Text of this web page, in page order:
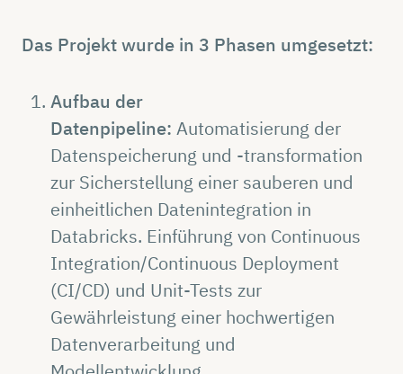
Das Projekt wurde in 3 Phasen umgesetzt:
Aufbau der
Datenpipeline: Automatisierung der
Datenspeicherung und -transformation
zur Sicherstellung einer sauberen und
einheitlichen Datenintegration in
Databricks. Einführung von Continuous
Integration/Continuous Deployment
(CI/CD) und Unit-Tests zur
Gewährleistung einer hochwertigen
Datenverarbeitung und